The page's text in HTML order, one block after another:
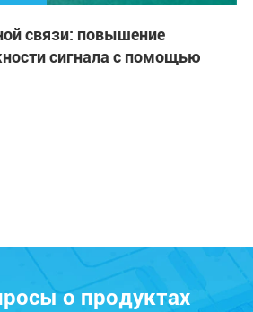
связи: повышение
сигнала с помощью
о продуктах